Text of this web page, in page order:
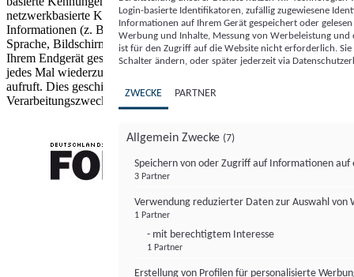
netzwerkbasierte Kennungen) können zusammen mit anderen
Informationen (z. B. Browsertyp und Browserinformationen,
Sprache, Bildschirmgröße, unterstützte Technologien usw.) auf
Ihrem Endgerät gespeichert oder von dort ausgelesen werden, um es
jedes Mal wiederzuerkennen, wenn es eine App oder einer Webseite
aufruft. Dies geschieht für einen oder mehrere der hier aufgeführten
Verarbeitungszwecke.
Login-basierte Identifikatoren, zufällig zugewiesene
Informationen auf Ihrem Gerät gespeichert oder
Werbung und Inhalte, Messung von Werbeleistung
ist für den Zugriff auf die Website nicht erforderlich.
Schalter ändern, oder später jederzeit via
ZWECKE PARTNER
Allgemein Zwecke (7)
Speichern von oder Zugriff auf Informationen auf
3 Partner
Verwendung reduzierter Daten zur Auswahl von
1 Partner
- mit berechtigtem Interesse
1 Partner
Erstellung von Profilen für personalisierte
FONDS professionell